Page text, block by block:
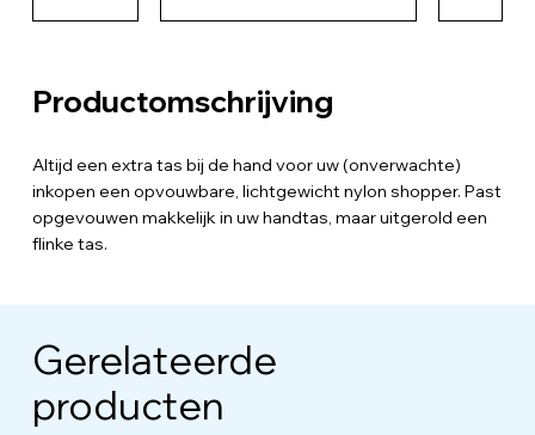
Productomschrijving
Altijd een extra tas bij de hand voor uw (onverwachte)
inkopen een opvouwbare, lichtgewicht nylon shopper. Past
opgevouwen makkelijk in uw handtas, maar uitgerold een
flinke tas.
Gerelateerde
producten